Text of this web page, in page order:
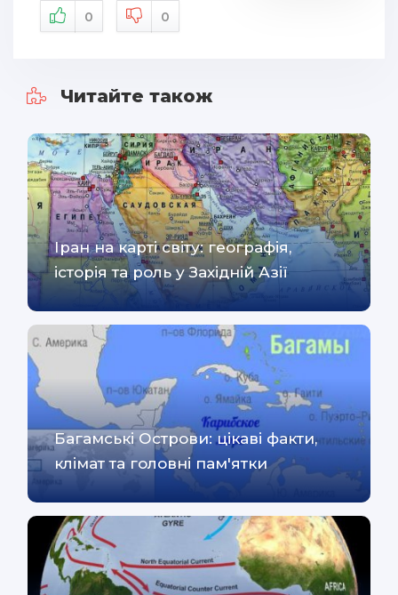
0 0
Читайте також
Іран на карті світу: географія,
історія та роль у Західній Азії
Багамські Острови: цікаві факти,
клімат та головні пам'ятки